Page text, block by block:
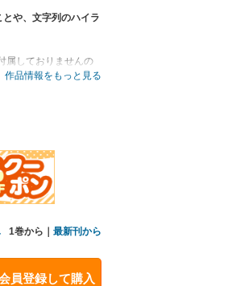
や、文字列のハイラ
属しておりませんの
。構文や表現はすべ
ビジネスレターが、
作品情報をもっと見る
1巻から｜ 最新刊から
員登録して購入